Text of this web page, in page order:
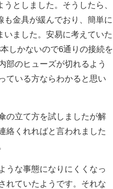
うとしました。そうしたら、
も金具が緩んでおり、簡単に
いました。安易に考えていた
しかないので6通りの接続を
部のヒューズが切れるよう
ている方ならわかると思い
の立て方を試しましたが解
絡くれればと言われました
うな事態になりにくくなっ
れていたようです。それな